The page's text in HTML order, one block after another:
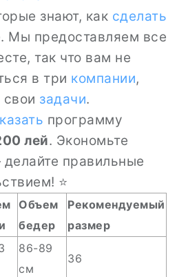
знают, как сделать
Мы предоставляем все
так что вам не
в три компании,
задачи.
программу
лей. Экономьте
правильные
⭐
Объем
бедер
Рекомендуемый
размер
86-89
см
36